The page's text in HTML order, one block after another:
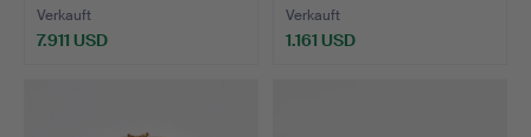
Verkauft
7.911 USD
Verkauft
1.161 USD